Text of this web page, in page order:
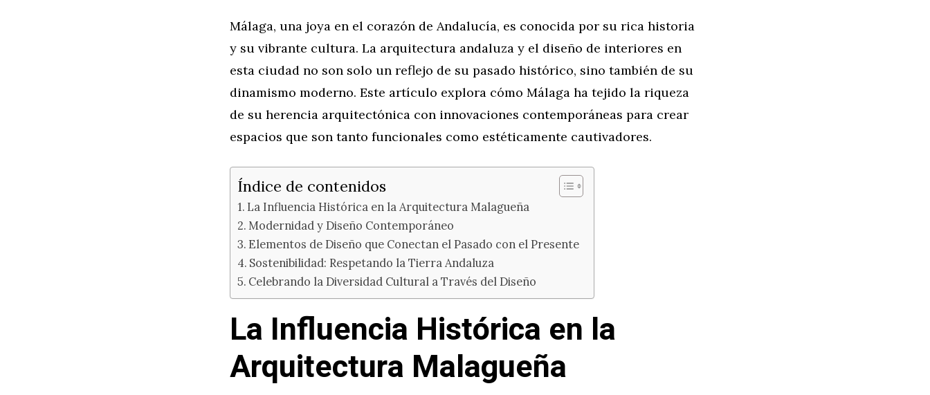
Málaga, una joya en el corazón de Andalucía, es conocida por su rica historia
y su vibrante cultura. La arquitectura andaluza y el diseño de interiores en
esta ciudad no son solo un reflejo de su pasado histórico, sino también de su
dinamismo moderno. Este artículo explora cómo Málaga ha tejido la riqueza
de su herencia arquitectónica con innovaciones contemporáneas para crear
espacios que son tanto funcionales como estéticamente cautivadores.
Índice de contenidos
La Influencia Histórica en la Arquitectura Malagueña
Modernidad y Diseño Contemporáneo
Elementos de Diseño que Conectan el Pasado con el Presente
Sostenibilidad: Respetando la Tierra Andaluza
Celebrando la Diversidad Cultural a Través del Diseño
La Influencia Histórica en la
Arquitectura Malagueña